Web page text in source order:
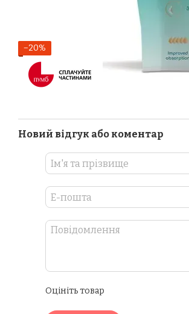
−20%
Новий відгук або коментар
Оцініть товар